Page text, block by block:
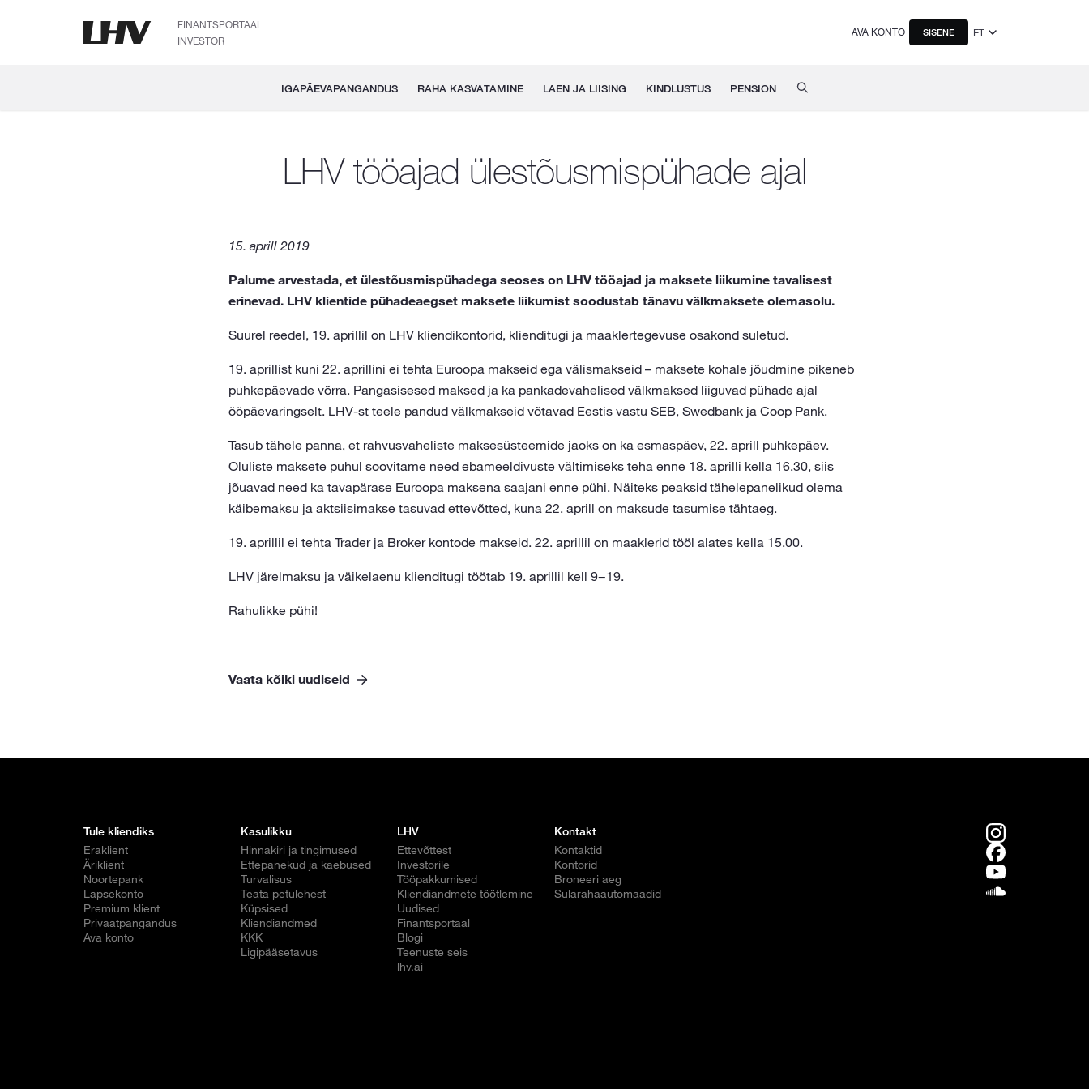
FINANTSPORTAAL
INVESTOR
AVA KONTO SISENE ET
IGAPÄEVAPANGANDUS RAHA KASVATAMINE LAEN JA LIISING KINDLUSTUS PENSION
LHV tööajad ülestõusmispühade ajal
15. aprill 2019
Palume arvestada, et ülestõusmispühadega seoses on LHV tööajad ja maksete liikumine tavalisest
erinevad. LHV klientide pühadeaegset maksete liikumist soodustab tänavu välkmaksete olemasolu.
Suurel reedel, 19. aprillil on LHV kliendikontorid, klienditugi ja maaklertegevuse osakond suletud.
19. aprillist kuni 22. aprillini ei tehta Euroopa makseid ega välismakseid – maksete kohale jõudmine pikeneb
puhkepäevade võrra. Pangasisesed maksed ja ka pankadevahelised välkmaksed liiguvad pühade ajal
ööpäevaringselt. LHV-st teele pandud välkmakseid võtavad Eestis vastu SEB, Swedbank ja Coop Pank.
Tasub tähele panna, et rahvusvaheliste maksesüsteemide jaoks on ka esmaspäev, 22. aprill puhkepäev.
Oluliste maksete puhul soovitame need ebameeldivuste vältimiseks teha enne 18. aprilli kella 16.30, siis
jõuavad need ka tavapärase Euroopa maksena saajani enne pühi. Näiteks peaksid tähelepanelikud olema
käibemaksu ja aktsiisimakse tasuvad ettevõtted, kuna 22. aprill on maksude tasumise tähtaeg.
19. aprillil ei tehta Trader ja Broker kontode makseid. 22. aprillil on maaklerid tööl alates kella 15.00.
LHV järelmaksu ja väikelaenu klienditugi töötab 19. aprillil kell 9−19.
Rahulikke pühi!
Vaata kõiki uudiseid
Tule kliendiks
Eraklient
Äriklient
Noortepank
Lapsekonto
Premium klient
Privaatpangandus
Ava konto
Kasulikku
Hinnakiri ja tingimused
Ettepanekud ja kaebused
Turvalisus
Teata petulehest
Küpsised
Kliendiandmed
KKK
Ligipääsetavus
LHV
Ettevõttest
Investorile
Tööpakkumised
Kliendiandmete töötlemine
Uudised
Finantsportaal
Blogi
Teenuste seis
lhv.ai
Kontakt
Kontaktid
Kontorid
Broneeri aeg
Sularahaautomaadid